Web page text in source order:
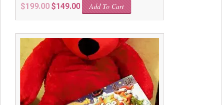
$199.00 Original
$199.00.
$149.00Current
price
$149.00.
Add To Cart